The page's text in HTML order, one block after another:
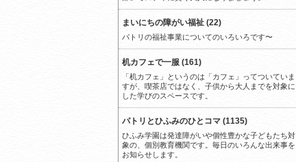
まいにちの障がい福祉 (22)
パトリの福祉事業についてのいろいろです〜
机カフェで一服 (161)
「机カフェ」というのは「カフェ」ってついていま
すが、喫茶店ではなく、子供から大人までを対象に
した学びのスペースです。
パトリとひふみのひとコマ (1135)
ひふみ学園は発達障がいや個性豊かな子どもたち対
象の、個別教育機関です。毎日のいろんな出来事を
お知らせします。